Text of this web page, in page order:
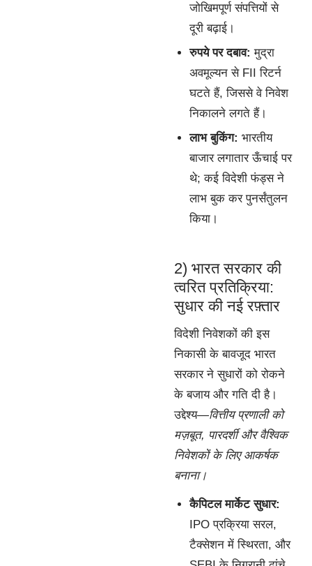
जोखिमपूर्ण संपत्तियों से
दूरी बढ़ाई।
रुपये पर दबाव: मुद्रा
अवमूल्यन से FII रिटर्न
घटते हैं, जिससे वे निवेश
निकालने लगते हैं।
लाभ बुकिंग: भारतीय
बाजार लगातार ऊँचाई पर
थे; कई विदेशी फंड्स ने
लाभ बुक कर पुनर्संतुलन
किया।
2) भारत सरकार की
त्वरित प्रतिक्रिया:
सुधार की नई रफ़्तार
विदेशी निवेशकों की इस
निकासी के बावजूद भारत
सरकार ने सुधारों को रोकने
के बजाय और गति दी है।
उद्देश्य—वित्तीय प्रणाली को
मज़बूत, पारदर्शी और वैश्विक
निवेशकों के लिए आकर्षक
बनाना।
कैपिटल मार्केट सुधार:
IPO प्रक्रिया सरल,
टैक्सेशन में स्थिरता, और